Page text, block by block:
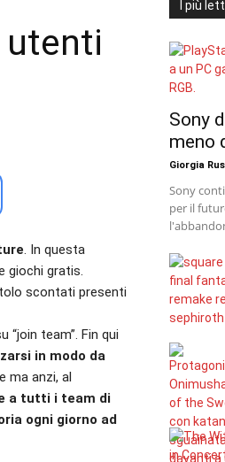
utenti
. In questa
giochi gratis.
scontati presenti
team”. Fin qui
in modo da
ma anzi, al
a tutti i team di
ogni giorno ad
I più
Sony
meno
Giorgia
Sony
per il